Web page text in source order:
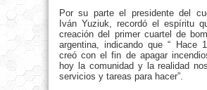
Por su parte el presidente del
Iván Yuziuk, recordó el espíritu
creación del primer cuartel de
argentina, indicando que “ Hace
creó con el fin de apagar
hoy la comunidad y la realidad
servicios y tareas para hacer”.